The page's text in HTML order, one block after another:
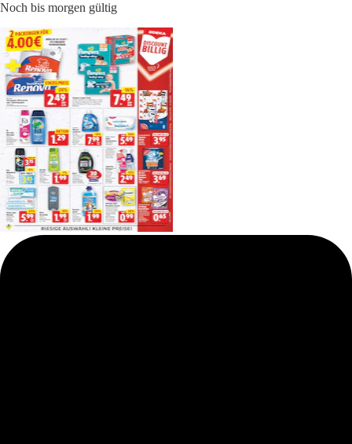
Noch bis morgen gültig